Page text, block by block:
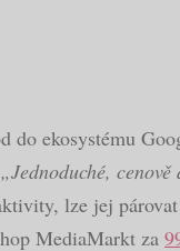
do ekosystému
„Jednoduché,
lze jej
MediaMarkt za